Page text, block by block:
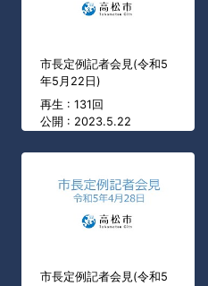
市長定例記者会見(令和5
年5月22日)
再生 : 131回
公開 : 2023.5.22
市長定例記者会見(令和5